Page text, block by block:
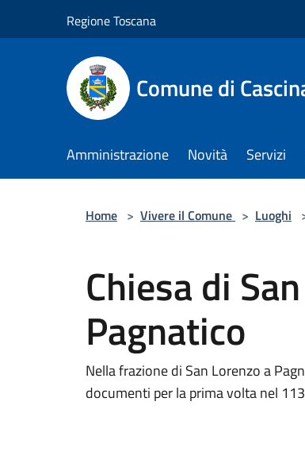
Regione Toscana
Comune di
Amministrazione Novità Servizi
Home > Vivere il Comune > Luoghi
Chiesa di
Pagnatico
Nella frazione di San Lorenzo a
documenti per la prima volta nel